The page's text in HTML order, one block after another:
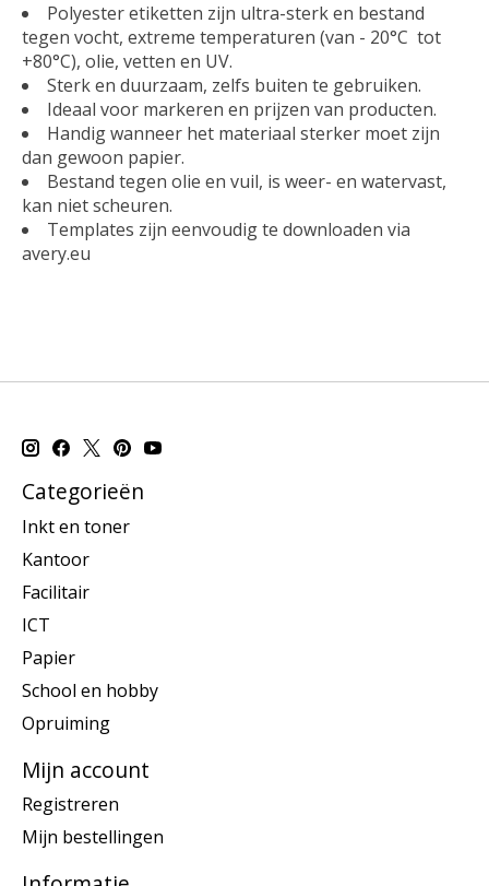
Polyester etiketten zijn ultra-sterk en bestand
tegen vocht, extreme temperaturen (van - 20°C tot
+80°C), olie, vetten en UV.
Sterk en duurzaam, zelfs buiten te gebruiken.
Ideaal voor markeren en prijzen van producten.
Handig wanneer het materiaal sterker moet zijn
dan gewoon papier.
Bestand tegen olie en vuil, is weer- en watervast,
kan niet scheuren.
Templates zijn eenvoudig te downloaden via
avery.eu
Categorieën
Inkt en toner
Kantoor
Facilitair
ICT
Papier
School en hobby
Opruiming
Mijn account
Registreren
Mijn bestellingen